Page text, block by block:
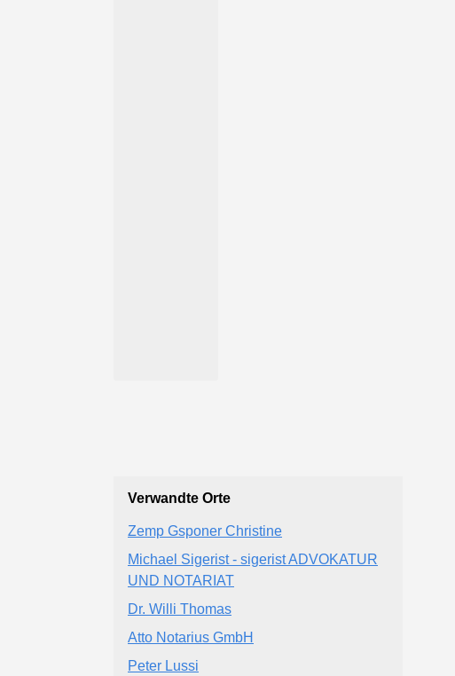
Verwandte Orte
Zemp Gsponer Christine
Michael Sigerist - sigerist ADVOKATUR
UND NOTARIAT
Dr. Willi Thomas
Atto Notarius GmbH
Peter Lussi